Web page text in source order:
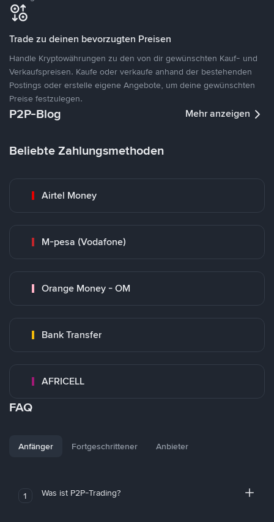
Trade zu deinen bevorzugten Preisen
Handle Kryptowährungen zu den von dir gewünschten Kauf- und
Verkaufspreisen. Kaufe oder verkaufe anhand der bestehenden
Postings oder erstelle eigene Angebote, um deine gewünschten
Preise festzulegen.
P2P-Blog Mehr anzeigen
Beliebte Zahlungsmethoden
Airtel Money
M-pesa (Vodafone)
Orange Money - OM
Bank Transfer
AFRICELL
FAQ
Anfänger Fortgeschrittener Anbieter
1 Was ist P2P-Trading?